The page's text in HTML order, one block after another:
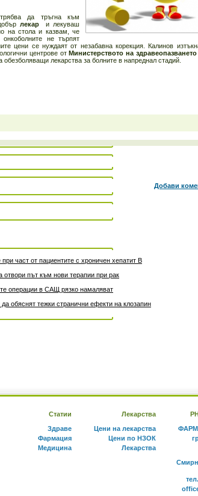
да тръгна към
лекар
и лекуваш
на стола и казвам, че
не търпят
цени се нуждаят от незабавна корекция. Калинов
центрове отМинистерството на здравеопазването
лекарства за болните в напреднал стадий.
Добави
част от пациентите с хроничен хепатит B
отвори път към нови терапии при рак
операции в САЩ рязко намаляват
обяснят тежки странични ефекти на клозапин
Статии
Здраве
Фармация
Медицина
Лекарства
Цени на лекарства
Цени по НЗОК
Лекарства